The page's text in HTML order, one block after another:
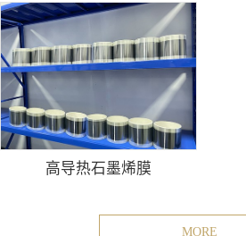
高导热石墨烯膜
MORE